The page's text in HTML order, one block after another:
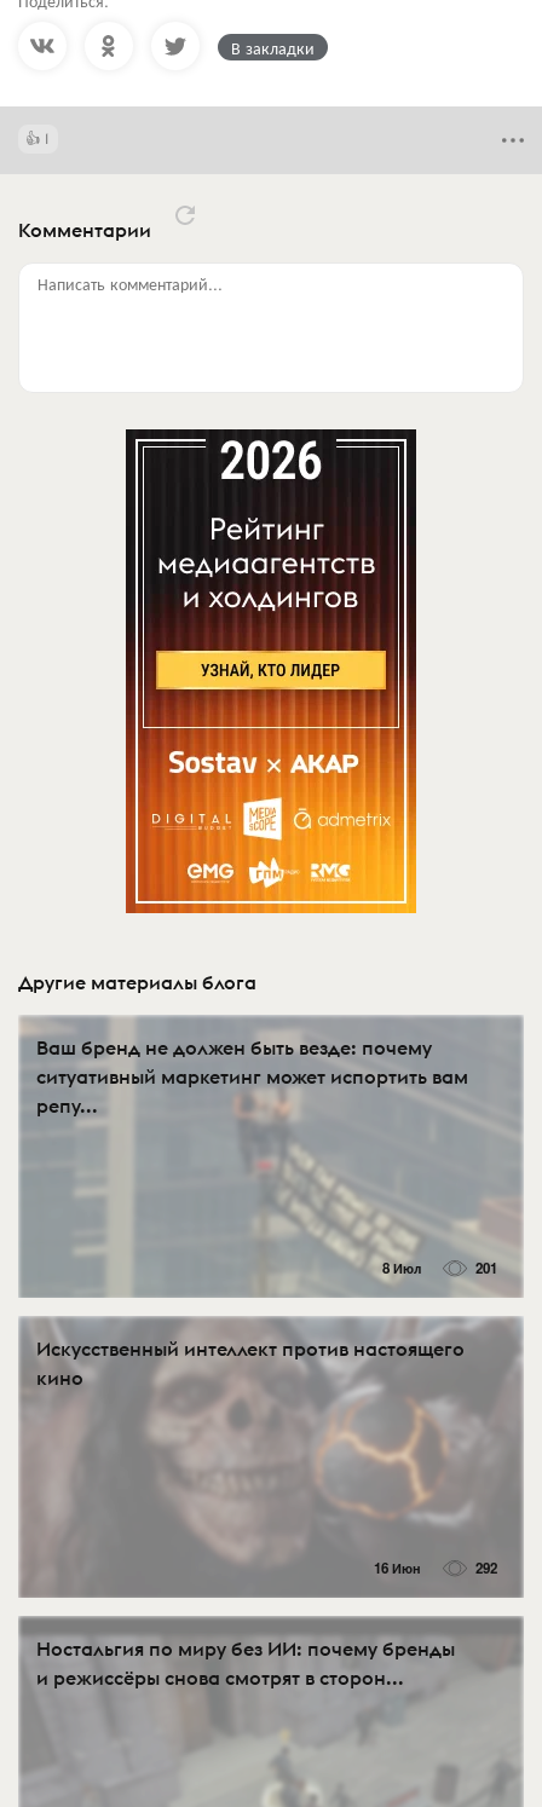
В закладки
1
Комментарии
Написать комментарий...
Другие материалы блога
Ваш бренд не должен быть везде: почему
ситуативный маркетинг может испортить вам
репу...
8 Июл 201
Искусственный интеллект против настоящего
кино
16 Июн 292
Ностальгия по миру без ИИ: почему бренды
и режиссёры снова смотрят в сторон...